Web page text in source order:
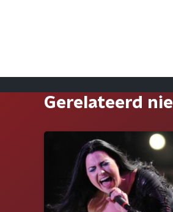
Gerelateerd